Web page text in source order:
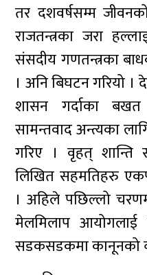
तर दशवर्षसम्म
राजतन्त्रका जरा
संसदीय गणतन्त्रका
। अनि बिघटन गरियो
शासन गर्दाका
सामन्तवाद अन्त्यका
गरिए । वृहत् शान्ति
लिखित सहमतिहरु
। अहिले पछिल्लो
मेलमिलाप
सडकसडकमा कानूनको